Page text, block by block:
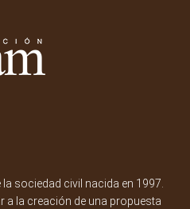
sociedad civil nacida en 1997.
a la creación de una propuesta